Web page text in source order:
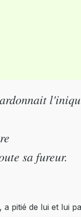
sa fureur.
pitié de lui et lui